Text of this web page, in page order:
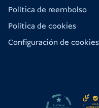
Política de reembolso
Política de cookies
Configuración de cookies